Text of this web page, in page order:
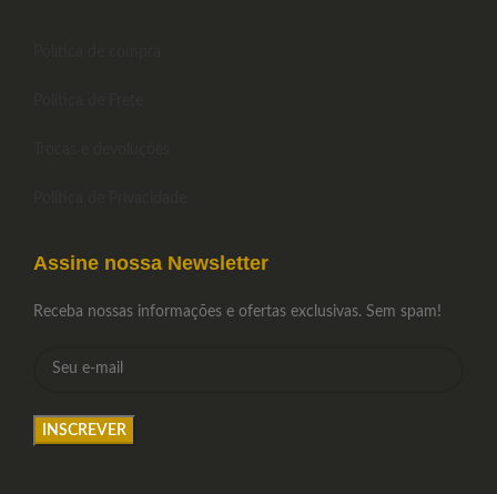
Assine nossa Newsletter
Receba nossas informações e ofertas exclusivas. Sem spam!